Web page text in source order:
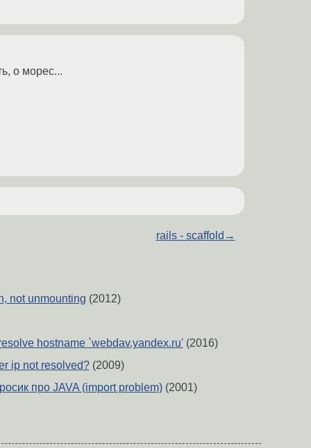
о морес...
rails - scaffold →
not unmounting (2012)
hostname `webdav.yandex.ru'(2016)
ip not resolved?(2009)
про JAVA (import problem)(2001)